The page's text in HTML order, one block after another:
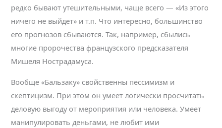
редко бывают утешительными, чаще всего — «Из этого
ничего не выйдет» и т.п. Что интересно, большинство
его прогнозов сбываются. Так, например, сбылись
многие пророчества французского предсказателя
Мишеля Нострадамуса.
Вообще «Бальзаку» свойственны пессимизм и
скептицизм. При этом он умеет логически просчитать
деловую выгоду от мероприятия или человека. Умеет
манипулировать деньгами, не любит ими